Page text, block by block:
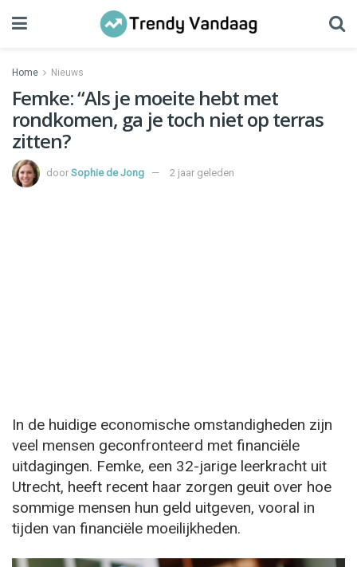
Home Nieuws
Femke: “Als je moeite hebt met
rondkomen, ga je toch niet op terras
zitten?
door Sophie de Jong 2 jaar geleden
In de huidige economische omstandigheden zijn
veel mensen geconfronteerd met financiële
uitdagingen. Femke, een 32-jarige leerkracht uit
Utrecht, heeft recent haar zorgen geuit over hoe
sommige mensen hun geld uitgeven, vooral in
tijden van financiële moeilijkheden.